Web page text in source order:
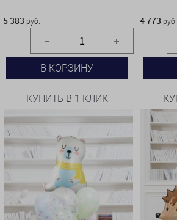
5 383 руб.
В КОРЗИНУ
КУПИТЬ В 1 КЛИК
4 773 руб.